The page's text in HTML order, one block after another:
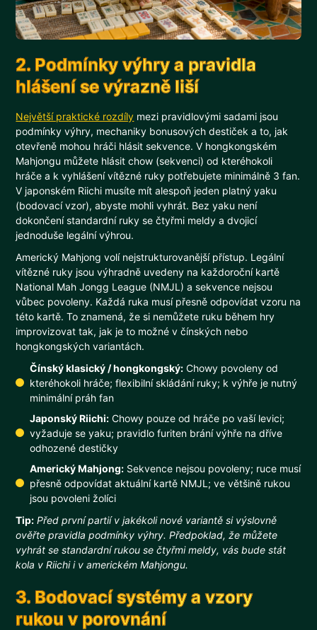
2. Podmínky výhry a pravidla
hlášení se výrazně liší
Největší praktické rozdíly mezi pravidlovými sadami jsou
podmínky výhry, mechaniky bonusových destiček a to, jak
otevřeně mohou hráči hlásit sekvence. V hongkongském
Mahjongu můžete hlásit chow (sekvenci) od kteréhokoli
hráče a k vyhlášení vítězné ruky potřebujete minimálně 3 fan.
V japonském Riichi musíte mít alespoň jeden platný yaku
(bodovací vzor), abyste mohli vyhrát. Bez yaku není
dokončení standardní ruky se čtyřmi meldy a dvojicí
jednoduše legální výhrou.
Americký Mahjong volí nejstrukturovanější přístup. Legální
vítězné ruky jsou výhradně uvedeny na každoroční kartě
National Mah Jongg League (NMJL) a sekvence nejsou
vůbec povoleny. Každá ruka musí přesně odpovídat vzoru na
této kartě. To znamená, že si nemůžete ruku během hry
improvizovat tak, jak je to možné v čínských nebo
hongkongských variantách.
Čínský klasický / hongkongský: Chowy povoleny od
kteréhokoli hráče; flexibilní skládání ruky; k výhře je nutný
minimální práh fan
Japonský Riichi: Chowy pouze od hráče po vaší levici;
vyžaduje se yaku; pravidlo furiten brání výhře na dříve
odhozené destičky
Americký Mahjong: Sekvence nejsou povoleny; ruce musí
přesně odpovídat aktuální kartě NMJL; ve většině rukou
jsou povoleni žolíci
Tip: Před první partií v jakékoli nové variantě si výslovně
ověřte pravidla podmínky výhry. Předpoklad, že můžete
vyhrát se standardní rukou se čtyřmi meldy, vás bude stát
kola v Riichi i v americkém Mahjongu.
3. Bodovací systémy a vzory
rukou v porovnání